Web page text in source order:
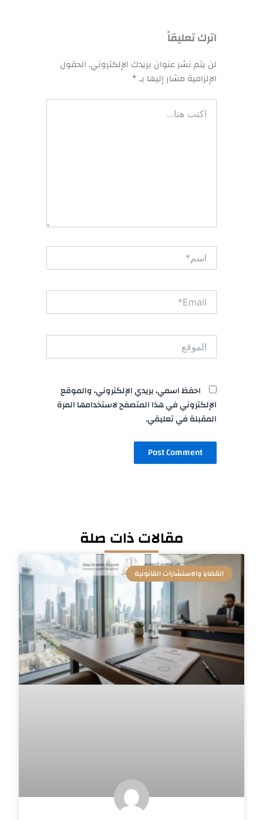
اترك تعليقاً
لن يتم نشر عنوان بريدك الإلكتروني.الحقول
الإلزامية مشار إليها بـ*
اكتب
هنا...
اسم*
Email*
الموقع
احفظ اسمي، بريدي الإلكتروني، والموقع
الإلكتروني في هذا المتصفح لاستخدامها المرة
المقبلة في تعليقي.
مقالات ذات صلة
القضايا والاستشارات القانونية